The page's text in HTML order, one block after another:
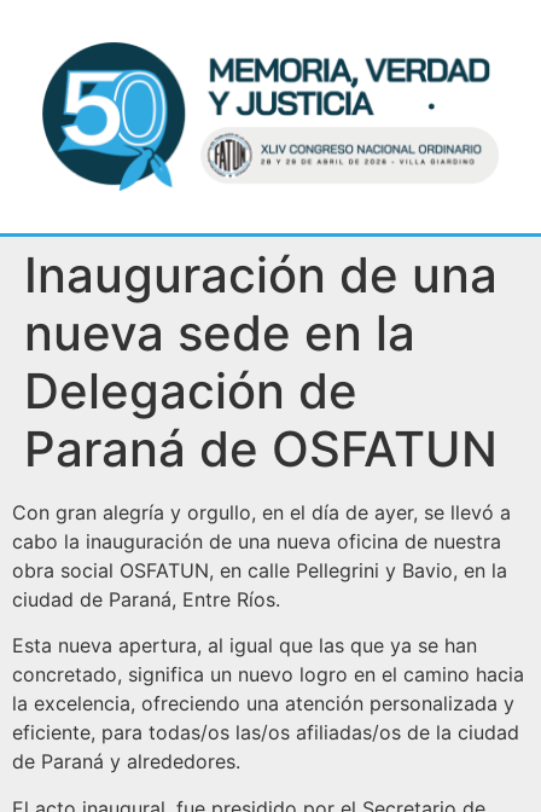
Inauguración de una
nueva sede en la
Delegación de
Paraná de OSFATUN
Con gran alegría y orgullo, en el día de ayer, se llevó a
cabo la inauguración de una nueva oficina de nuestra
obra social OSFATUN, en calle Pellegrini y Bavio, en la
ciudad de Paraná, Entre Ríos.
Esta nueva apertura, al igual que las que ya se han
concretado, significa un nuevo logro en el camino hacia
la excelencia, ofreciendo una atención personalizada y
eficiente, para todas/os las/os afiliadas/os de la ciudad
de Paraná y alrededores.